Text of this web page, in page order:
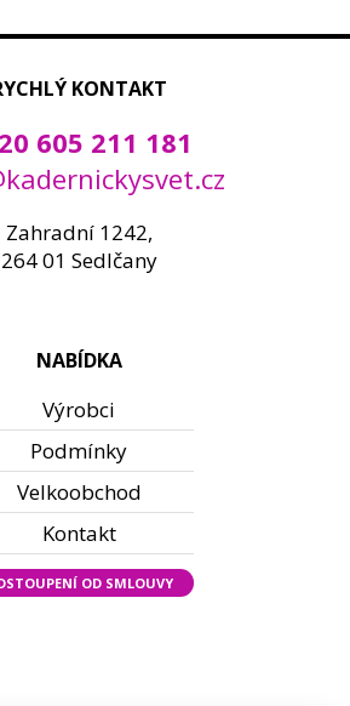
KONTAKT
605 211 181
Zahradní 1242,
264 01 Sedlčany
NABÍDKA
Výrobci
Podmínky
Velkoobchod
Kontakt
OD SMLOUVY